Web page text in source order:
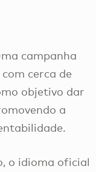
campanha
cerca de
objetivo dar
a
o idioma oficial